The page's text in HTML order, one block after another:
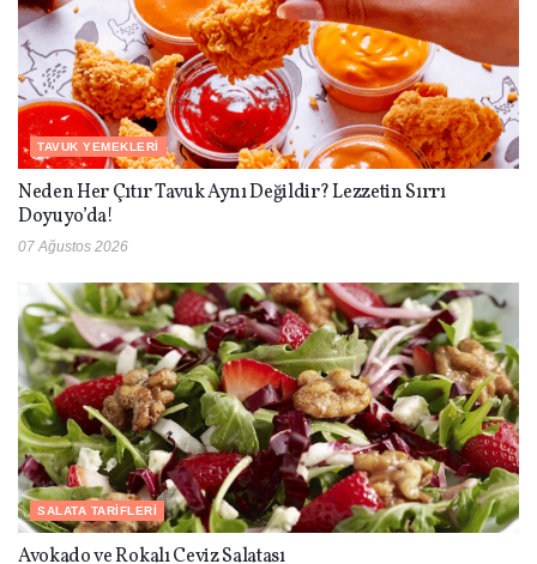
TAVUK YEMEKLERI
Neden Her Çıtır Tavuk Aynı Değildir? Lezzetin Sırrı
Doyuyo’da!
07 Ağustos 2026
SALATA TARIFLERI
Avokado ve Rokalı Ceviz Salatası